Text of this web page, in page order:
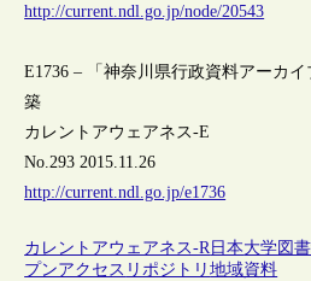
http://current.ndl.go.jp/node/20543
E1736 – 「神奈川県行政資料アーカ
築
カレントアウェアネス-E
No.293 2015.11.26
http://current.ndl.go.jp/e1736
カレントアウェアネス-R日本大学図
プンアクセス リポジトリ地域資料